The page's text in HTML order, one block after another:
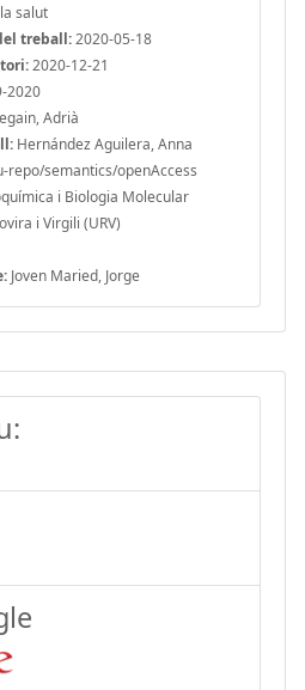
salut
treball:2020-05-18
2020-12-21
2020
Adrià
Hernández Aguilera, Anna
repo/semantics/openAccess
i Biologia Molecular
i Virgili (URV)
Joven Maried, Jorge